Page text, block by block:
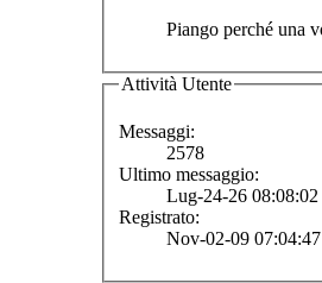
Piango perché una
Attività Utente
Messaggi:
2578
Ultimo messaggio:
Lug-24-26 08:08:02
Registrato:
Nov-02-09 07:04:47